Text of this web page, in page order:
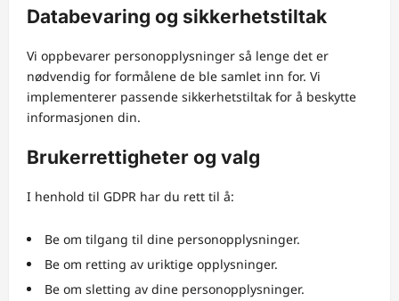
Databevaring og sikkerhetstiltak
Vi oppbevarer personopplysninger så lenge det er
nødvendig for formålene de ble samlet inn for. Vi
implementerer passende sikkerhetstiltak for å beskytte
informasjonen din.
Brukerrettigheter og valg
I henhold til GDPR har du rett til å:
Be om tilgang til dine personopplysninger.
Be om retting av uriktige opplysninger.
Be om sletting av dine personopplysninger.